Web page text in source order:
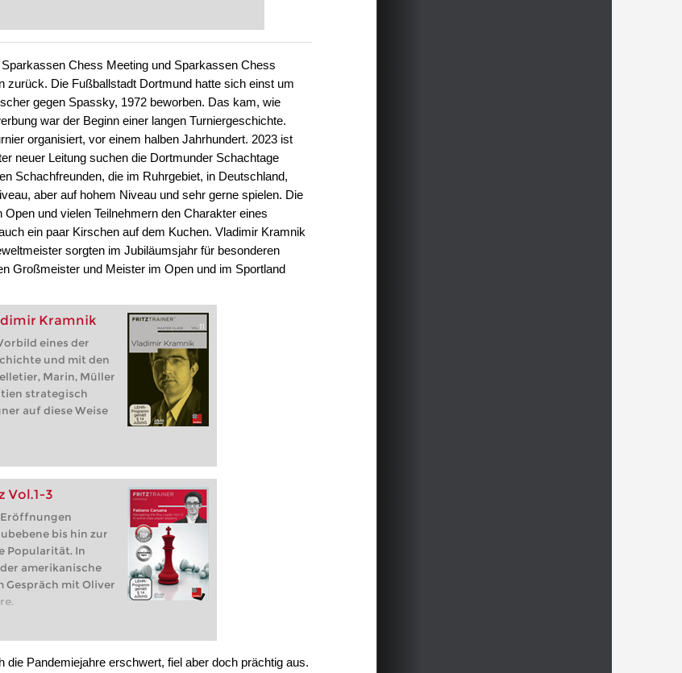
Turnierniveau spielen: Mit
Chess Meeting und Sparkassen Chess
zurück. Die Fußballstadt Dortmund hatte sich einst um
gegen Spassky, 1972 beworben. Das kam, wie
war der Beginn einer langen Turniergeschichte.
organisiert, vor einem halben Jahrhundert. 2023 ist
neuer Leitung suchen die Dortmunder Schachtage
Schachfreunden, die im Ruhrgebiet, in Deutschland,
aber auf hohem Niveau und sehr gerne spielen. Die
und vielen Teilnehmern den Charakter eines
ein paar Kirschen auf dem Kuchen. Vladimir Kramnik
sorgten im Jubiläumsjahr für besonderen
Großmeister und Meister im Open und im Sportland
Kramnik
eines der
und mit den
Marin, Müller
strategisch
auf diese Weise
Vol.1-3
bis hin zur
Popularität. In
amerikanische
Gespräch mit Oliver
Pandemiejahre erschwert, fiel aber doch prächtig aus.